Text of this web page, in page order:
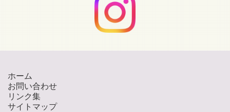
ホーム
お問い合わせ
リンク集
サイトマップ